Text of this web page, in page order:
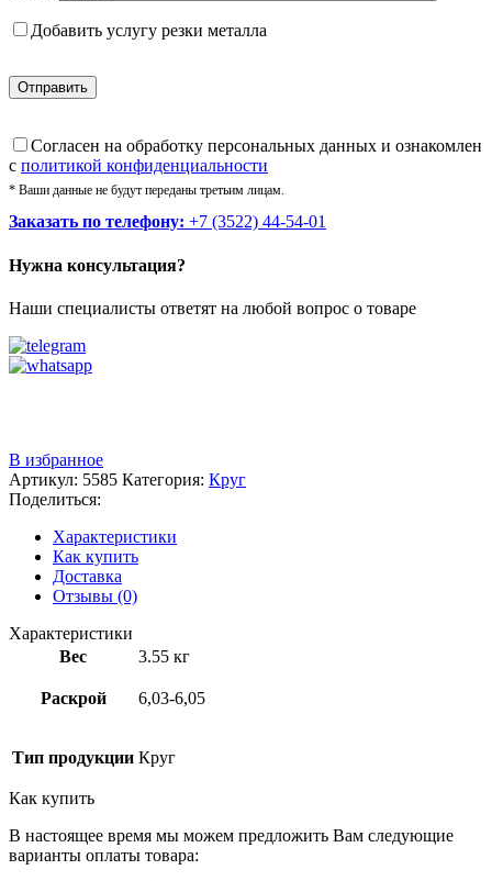
Добавить услугу резки металла
Cогласен на обработку персональных данных и ознакомлен
с политикой конфиденциальности
* Ваши данные не будут переданы третьим лицам.
Заказать по телефону: +7 (3522) 44-54-01
Нужна консультация?
Наши специалисты ответят на любой вопрос о товаре
В избранное
Артикул: 5585 Категория: Круг
Поделиться:
Характеристики
Как купить
Доставка
Отзывы (0)
Характеристики
Вес
3.55 кг
Раскрой 6,03-6,05
Тип продукции Круг
Как купить
В настоящее время мы можем предложить Вам следующие
варианты оплаты товара: